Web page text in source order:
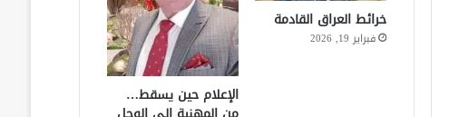
خرائط العراق القادمة
فبراير 19, 2026
الإعلام حين يسقط…